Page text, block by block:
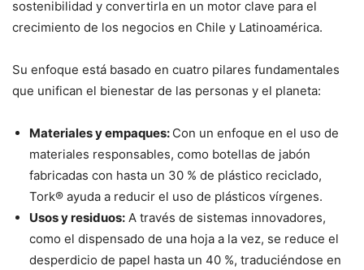
sostenibilidad y convertirla en un motor clave para el
crecimiento de los negocios en Chile y Latinoamérica.
Su enfoque está basado en cuatro pilares fundamentales
que unifican el bienestar de las personas y el planeta:
Materiales y empaques: Con un enfoque en el uso de
materiales responsables, como botellas de jabón
fabricadas con hasta un 30 % de plástico reciclado,
Tork® ayuda a reducir el uso de plásticos vírgenes.
Usos y residuos: A través de sistemas innovadores,
como el dispensado de una hoja a la vez, se reduce el
desperdicio de papel hasta un 40 %, traduciéndose en